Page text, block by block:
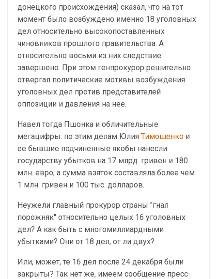
донецкого происхождения) сказал, что на тот
момент было возбуждено именно 18 уголовных
дел относительно высокопоставленных
чиновников прошлого правительства. А
относительно восьми из них следствие
завершено. При этом генпрокурор решительно
отвергал политические мотивы возбуждения
уголовных дел против представителей
оппозиции и давления на нее.
Навел тогда Пшонка и обличительные
мегацифры: по этим делам Юлия Тимошенко и
ее бывшие подчиненные якобы нанесли
государству убытков на 17 млрд. гривен и 180
млн. евро, а сумма взяток составляла более чем
1 млн. гривен и 100 тыс. долларов.
Неужели главный прокурор страны "гнал
порожняк" относительно целых 16 уголовных
дел? А как быть с многомиллиардными
убытками? Они от 18 дел, от ли двух?
Или, может, те 16 дел после 24 декабря были
закрыты? Так нет же, имеем сообщение пресс-